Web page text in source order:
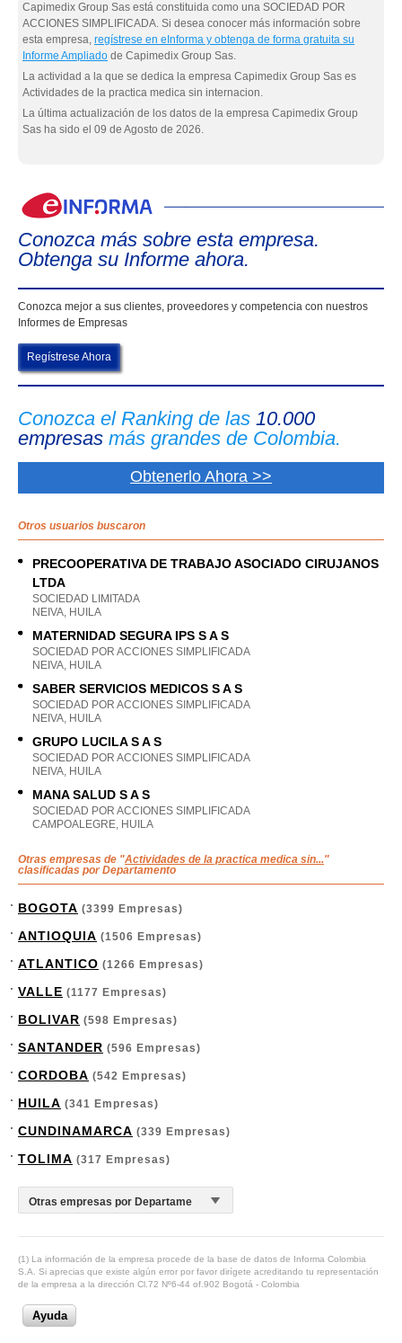
Capimedix Group Sas está constituida como una SOCIEDAD POR
ACCIONES SIMPLIFICADA. Si desea conocer más información sobre
esta empresa, regístrese en eInforma y obtenga de forma gratuita su
Informe Ampliado de Capimedix Group Sas.
La actividad a la que se dedica la empresa Capimedix Group Sas es
Actividades de la practica medica sin internacion.
La última actualización de los datos de la empresa Capimedix Group
Sas ha sido el 09 de Agosto de 2026.
Conozca más sobre esta empresa.
Obtenga su Informe ahora.
Conozca mejor a sus clientes, proveedores y competencia con nuestros
Informes de Empresas
Regístrese Ahora
Conozca el Ranking de las 10.000
empresas más grandes de Colombia.
Obtenerlo Ahora >>
Otros usuarios buscaron
PRECOOPERATIVA DE TRABAJO ASOCIADO CIRUJANOS
LTDA
SOCIEDAD LIMITADA
NEIVA, HUILA
MATERNIDAD SEGURA IPS S A S
SOCIEDAD POR ACCIONES SIMPLIFICADA
NEIVA, HUILA
SABER SERVICIOS MEDICOS S A S
SOCIEDAD POR ACCIONES SIMPLIFICADA
NEIVA, HUILA
GRUPO LUCILA S A S
SOCIEDAD POR ACCIONES SIMPLIFICADA
NEIVA, HUILA
MANA SALUD S A S
SOCIEDAD POR ACCIONES SIMPLIFICADA
CAMPOALEGRE, HUILA
Otras empresas de "Actividades de la practica medica sin..."
clasificadas por Departamento
BOGOTA (3399 Empresas)
ANTIOQUIA (1506 Empresas)
ATLANTICO (1266 Empresas)
VALLE (1177 Empresas)
BOLIVAR (598 Empresas)
SANTANDER (596 Empresas)
CORDOBA (542 Empresas)
HUILA (341 Empresas)
CUNDINAMARCA (339 Empresas)
TOLIMA (317 Empresas)
(1) La información de la empresa procede de la base de datos de Informa Colombia
S.A. Si aprecias que existe algún error por favor dirígete acreditando tu representación
de la empresa a la dirección Cl.72 Nº6-44 of.902 Bogotá - Colombia
Ayuda